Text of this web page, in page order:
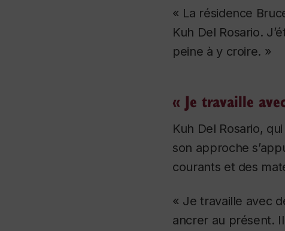
« La résidence
Kuh Del Rosario.
peine à y croire. »
« Je travaille
Kuh Del Rosario,
son approche
courants et des
« Je travaille avec
ancrer au présent.